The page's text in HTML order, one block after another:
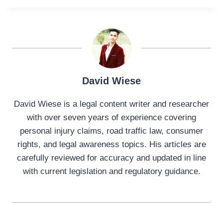
David Wiese
David Wiese is a legal content writer and researcher
with over seven years of experience covering
personal injury claims, road traffic law, consumer
rights, and legal awareness topics. His articles are
carefully reviewed for accuracy and updated in line
with current legislation and regulatory guidance.